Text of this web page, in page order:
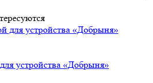
устройства «Добрыня»